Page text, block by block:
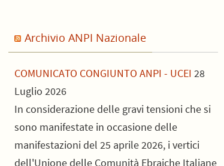
Archivio ANPI Nazionale
COMUNICATO CONGIUNTO ANPI - UCEI 28
Luglio 2026
In considerazione delle gravi tensioni che si
sono manifestate in occasione delle
manifestazioni del 25 aprile 2026, i vertici
dell'Unione delle Comunità Ebraiche Italiane